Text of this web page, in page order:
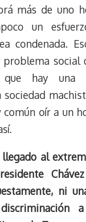
más de uno
un
condenada.
social
que hay una
común oír a un
al
ni